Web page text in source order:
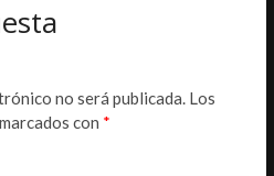
no será publicada. Los
con *